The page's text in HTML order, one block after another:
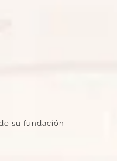
su fundación